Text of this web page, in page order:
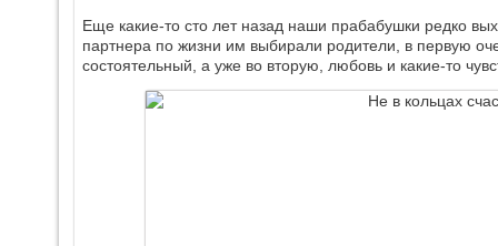
Еще какие-то сто лет назад наши прабабушки редко
партнера по жизни им выбирали родители, в первую
состоятельный, а уже во вторую, любовь и какие-то